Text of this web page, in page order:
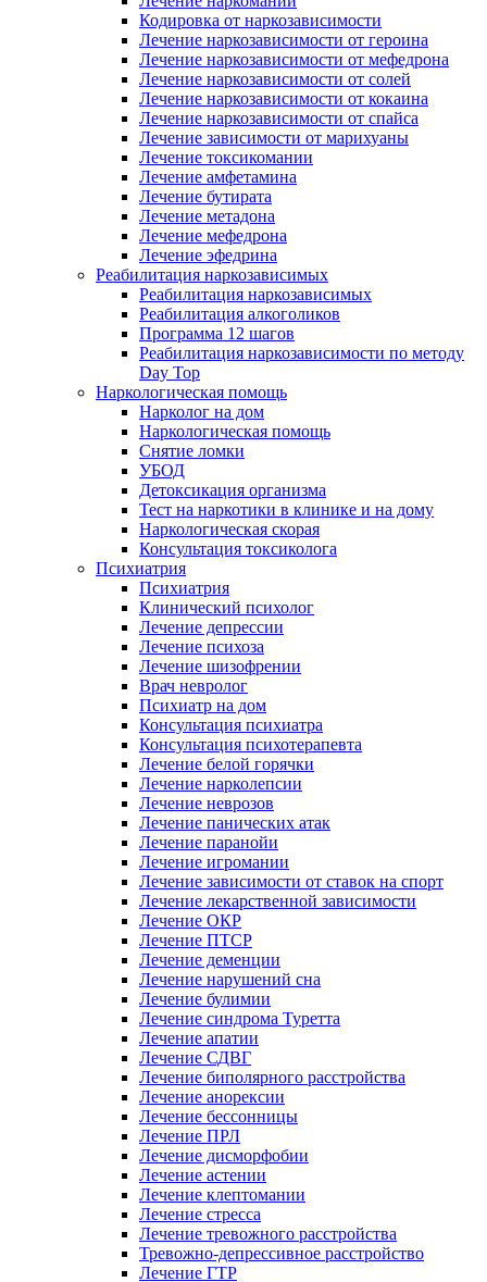
Кодировка от наркозависимости
Лечение наркозависимости от героина
Лечение наркозависимости от мефедрона
Лечение наркозависимости от солей
Лечение наркозависимости от кокаина
Лечение наркозависимости от спайса
Лечение зависимости от марихуаны
Лечение токсикомании
Лечение амфетамина
Лечение бутирата
Лечение метадона
Лечение мефедрона
Лечение эфедрина
Реабилитация наркозависимых
Реабилитация наркозависимых
Реабилитация алкоголиков
Программа 12 шагов
Реабилитация наркозависимости по методу
Day Top
Наркологическая помощь
Нарколог на дом
Наркологическая помощь
Снятие ломки
УБОД
Детоксикация организма
Тест на наркотики в клинике и на дому
Наркологическая скорая
Консультация токсиколога
Психиатрия
Психиатрия
Клинический психолог
Лечение депрессии
Лечение психоза
Лечение шизофрении
Врач невролог
Психиатр на дом
Консультация психиатра
Консультация психотерапевта
Лечение белой горячки
Лечение нарколепсии
Лечение неврозов
Лечение панических атак
Лечение паранойи
Лечение игромании
Лечение зависимости от ставок на спорт
Лечение лекарственной зависимости
Лечение ОКР
Лечение ПТСР
Лечение деменции
Лечение нарушений сна
Лечение булимии
Лечение синдрома Туретта
Лечение апатии
Лечение СДВГ
Лечение биполярного расстройства
Лечение анорексии
Лечение бессонницы
Лечение ПРЛ
Лечение дисморфобии
Лечение астении
Лечение клептомании
Лечение стресса
Лечение тревожного расстройства
Тревожно-депрессивное расстройство
Лечение ГТР